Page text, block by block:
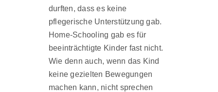
durften, dass es keine
pflegerische Unterstützung gab.
Home-Schooling gab es für
beeinträchtigte Kinder fast nicht.
Wie denn auch, wenn das Kind
keine gezielten Bewegungen
machen kann, nicht sprechen